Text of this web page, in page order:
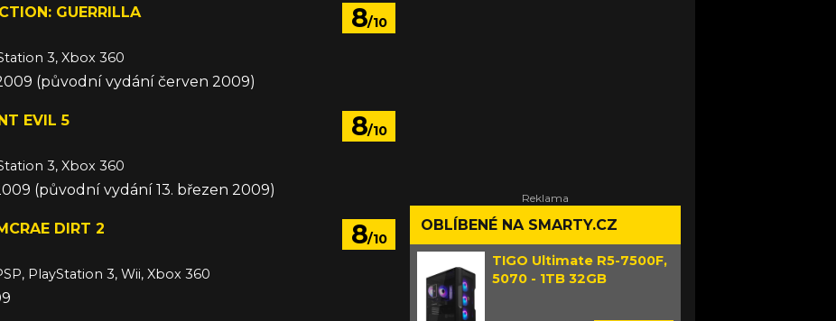
8/10
GUERRILLA
3, Xbox 360
(původní vydání červen 2009)
8/10
EVIL 5
3, Xbox 360
(původní vydání 13. březen 2009)
8/10
DIRT 2
PlayStation 3, Wii, Xbox 360
OBLÍBENÉ NA SMARTY.CZ
TIGO Ultimate R5-7500F,
5070 - 1TB 32GB